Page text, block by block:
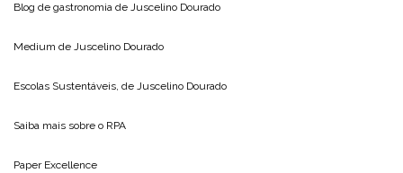
Blog de gastronomia de Juscelino Dourado
Medium de Juscelino Dourado
Escolas Sustentáveis, de Juscelino Dourado
Saiba mais sobre o RPA
Paper Excellence